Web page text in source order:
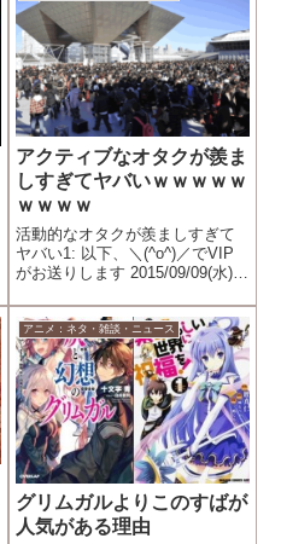
アクティブなオタクが羨ま
しすぎてヤバいｗｗｗｗｗ
ｗｗｗｗ
活動的なオタクが羨ましすぎて
ヤバい1: 以下、＼(^o^)／でVIP
がお送りします 2015/09/09(水)
アニメ：ネタ・雑談・ニュース
グリムガルよりこのすばが
人気がある理由